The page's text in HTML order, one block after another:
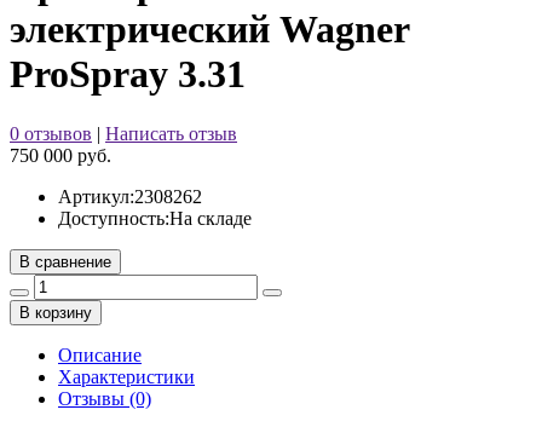
электрический Wagner
ProSpray 3.31
0 отзывов | Написать отзыв
750 000 руб.
Артикул:2308262
Доступность:На складе
В сравнение
В корзину
Описание
Характеристики
Отзывы (0)